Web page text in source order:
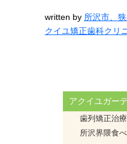
written by 所沢市、
クイユ矯正歯科クリ
アクイユガー
歯列矯正治
所沢界隈食